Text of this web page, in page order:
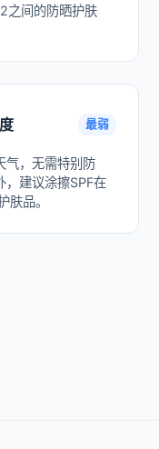
之间的防晒护肤
最弱
气，无需特别防
，建议涂擦SPF在
肤品。